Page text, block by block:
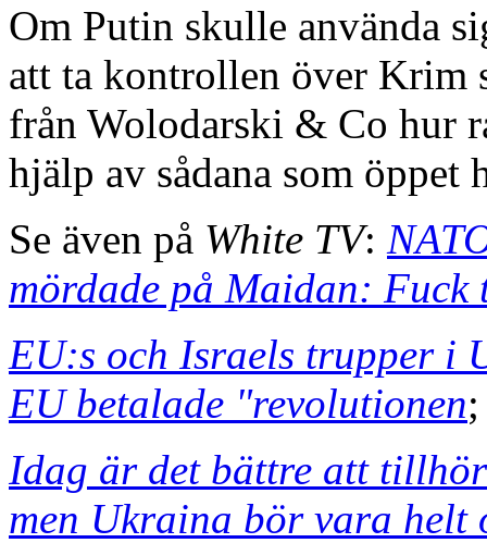
Om Putin skulle använda
att ta kontrollen över Krim
från Wolodarski & Co hur
hjälp av sådana som
Se även på White TV:
mördade på Maidan: Fuck
EU:s och Israels trupper i
EU betalade "revolutionen;
Idag är det bättre att
men Ukraina bör vara helt